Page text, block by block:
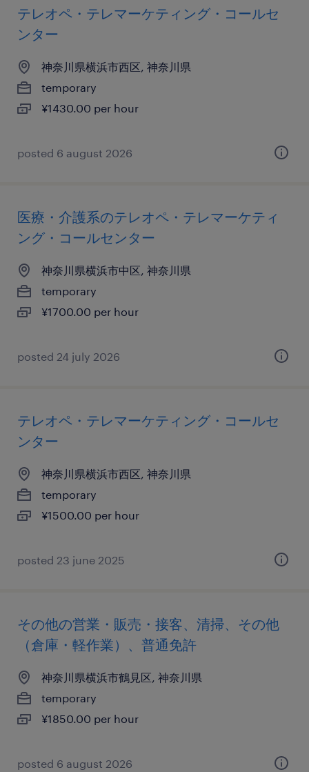
テレオペ・テレマーケティング・コールセ
ンター
神奈川県横浜市西区, 神奈川県
temporary
¥1430.00 per hour
posted 6 august 2026
医療・介護系のテレオペ・テレマーケティ
ング・コールセンター
神奈川県横浜市中区, 神奈川県
temporary
¥1700.00 per hour
posted 24 july 2026
テレオペ・テレマーケティング・コールセ
ンター
神奈川県横浜市西区, 神奈川県
temporary
¥1500.00 per hour
posted 23 june 2025
その他の営業・販売・接客、清掃、その他
（倉庫・軽作業）、普通免許
神奈川県横浜市鶴見区, 神奈川県
temporary
¥1850.00 per hour
posted 6 august 2026